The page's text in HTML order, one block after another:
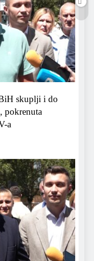
skuplji i do
pokrenuta
a